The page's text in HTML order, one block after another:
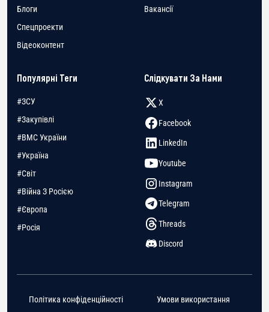
Блоги
Спецпроекти
Відеоконтент
Вакансії
Популярні Теги
#ЗСУ
#Закупівлі
#ВМС України
#Україна
#Світ
#Війна З Росією
#Європа
#Росія
Слідкувати За Нами
X
Facebook
LinkedIn
Youtube
Instagram
Telegram
Threads
Discord
Політика конфіденційності Умови використання